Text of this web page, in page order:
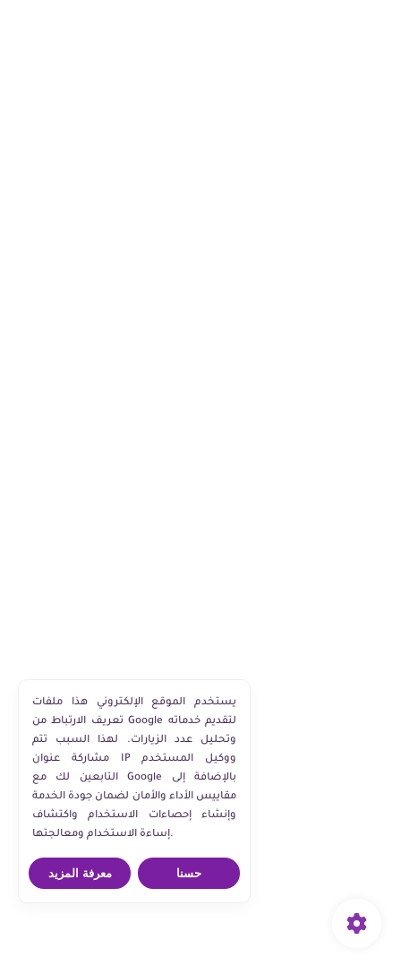
يستخدم الموقع الإلكتروني هذا ملفات
تعريف الارتباط من Google لتقديم خدماته
وتحليل عدد الزيارات. لهذا السبب تتم
مشاركة عنوان IP ووكيل المستخدم
التابعين لك مع Google بالإضافة إلى
مقاييس الأداء والأمان لضمان جودة الخدمة
وإنشاء إحصاءات الاستخدام واكتشاف
إساءة الاستخدام ومعالجتها.
معرفة المزيد حسنا